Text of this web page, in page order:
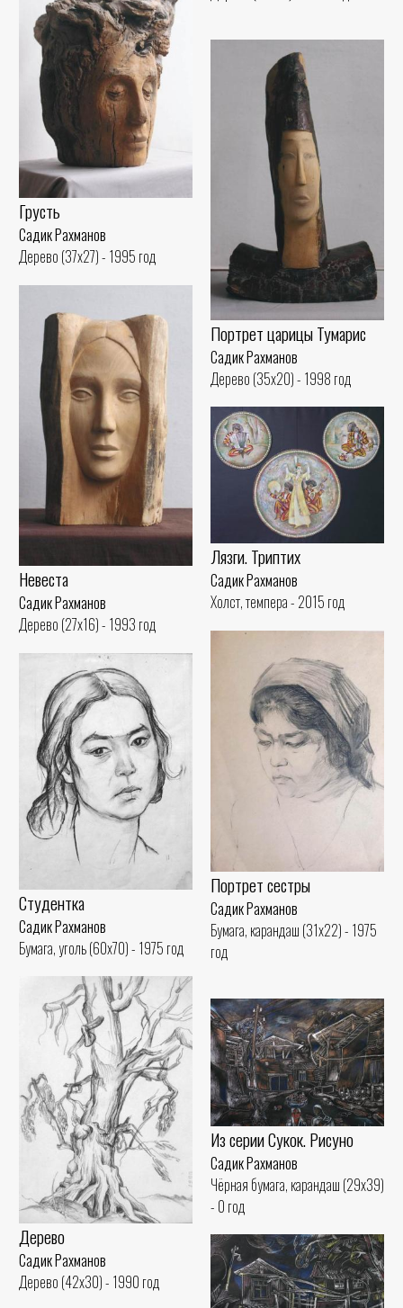
Грусть
Садик Рахманов
Дерево (37x27) - 1995 год
Портрет царицы Тумарис
Садик Рахманов
Дерево (35x20) - 1998 год
Невеста
Садик Рахманов
Дерево (27x16) - 1993 год
Лязги. Триптих
Садик Рахманов
Холст, темпера - 2015 год
Портрет сестры
Садик Рахманов
Бумага, карандаш (31x22) - 1975
год
Студентка
Садик Рахманов
Бумага, уголь (60x70) - 1975 год
Дерево
Садик Рахманов
Дерево (42x30) - 1990 год
Из серии Сукок. Рисуно
Садик Рахманов
Чёрная бумага, карандаш (29x39)
- 0 год